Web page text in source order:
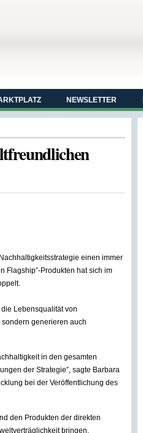
NEWSLETTER
einen immer
Flagship”-Produkten hat sich im
Lebensqualität von
generieren auch
in den gesamten
der Strategie”, sagte Barbara
bei der Veröffentlichung des
den Produkten der direkten
bringen.